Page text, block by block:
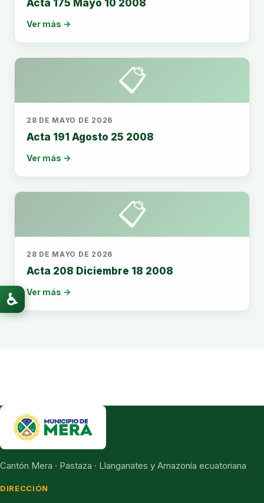
Acta 175 Mayo 10 2008
Ver más →
📋
28 DE MAYO DE 2026
Acta 191 Agosto 25 2008
Ver más →
📋
28 DE MAYO DE 2026
Acta 208 Diciembre 18 2008
Ver más →
Cantón Mera · Pastaza · Llanganates y Amazonía ecuatoriana
DIRECCIÓN
♿